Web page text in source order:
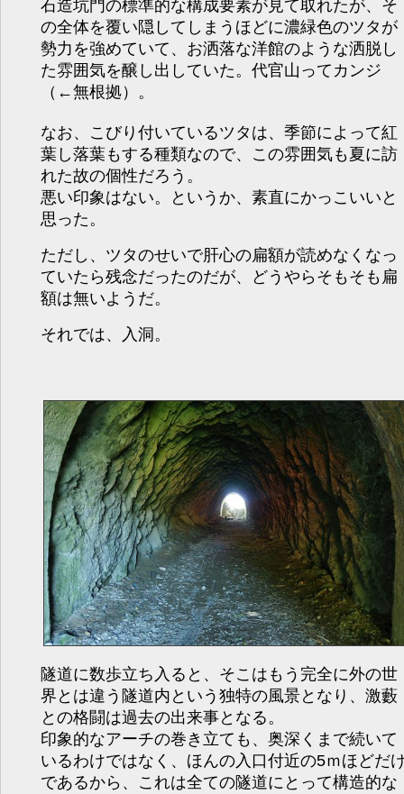
石造坑門の標準的な構成要素が見て取れたが、そ
の全体を覆い隠してしまうほどに濃緑色のツタが
勢力を強めていて、お洒落な洋館のような洒脱し
た雰囲気を醸し出していた。代官山ってカンジ
（←無根拠）。
なお、こびり付いているツタは、季節によって紅
葉し落葉もする種類なので、この雰囲気も夏に訪
れた故の個性だろう。
悪い印象はない。というか、素直にかっこいいと
思った。
ただし、ツタのせいで肝心の扁額が読めなくなっ
ていたら残念だったのだが、どうやらそもそも扁
額は無いようだ。
それでは、入洞。
隧道に数歩立ち入ると、そこはもう完全に外の世
界とは違う隧道内という独特の風景となり、激藪
との格闘は過去の出来事となる。
印象的なアーチの巻き立ても、奥深くまで続いて
いるわけではなく、ほんの入口付近の5ｍほどだ
であるから、これは全ての隧道にとって構造的な